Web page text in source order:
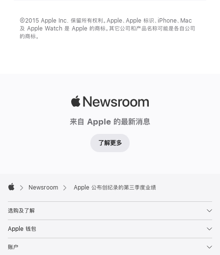
©2015 Apple Inc. 保留所有权利。Apple、Apple 标识、iPhone、Mac
及 Apple Watch 是 Apple 的商标。其它公司和产品名称可能是各自公司
的商标。
来自 Apple 的最新消息
了解更多
Footer

Newsroom Apple 公布创纪录的第三季度业绩
选购及了解
Apple 钱包
账户